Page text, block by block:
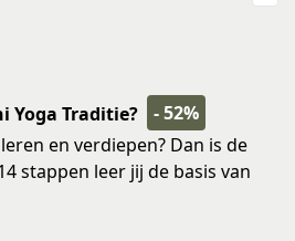
Yoga Traditie?
- 52%
en verdiepen? Dan is de
stappen leer jij de basis van